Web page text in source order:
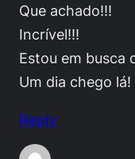
Que achado!!!
Incrível!!!
Estou em busca
Um dia chego lá!
Reply